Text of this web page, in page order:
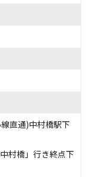
直通)中村橋駅下
村橋」行き終点下